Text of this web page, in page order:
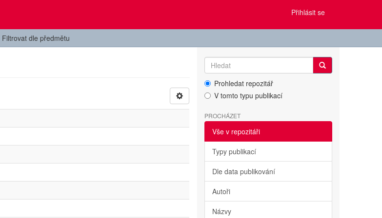
Přihlásit se
Filtrovat dle předmětu
Prohledat repozitář
V tomto typu publikací
PROCHÁZET
Vše v repozitáři
Typy publikací
Dle data publikování
Autoři
Názvy